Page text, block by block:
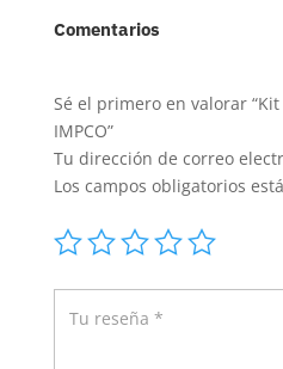
Comentarios
Sé el primero en valorar
IMPCO”
Tu dirección de correo
Los campos obligatorios